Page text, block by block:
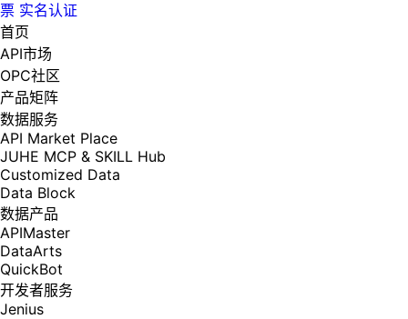
票 实名认证
首页
API市场
OPC社区
产品矩阵
数据服务
API Market Place
JUHE MCP & SKILL Hub
Customized Data
Data Block
数据产品
APIMaster
DataArts
QuickBot
开发者服务
Jenius